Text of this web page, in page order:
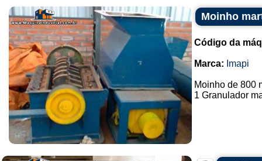
Moinho
Código da
Marca: Imapi
Moinho de 800
1 Granulador